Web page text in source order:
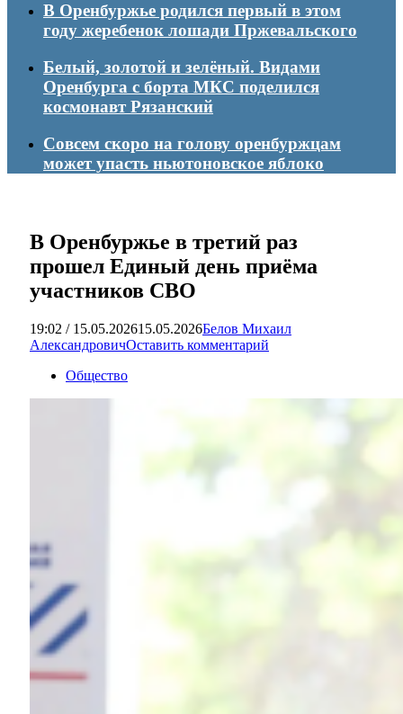
В Оренбуржье родился первый в этом
году жеребенок лошади Пржевальского
Белый, золотой и зелёный. Видами
Оренбурга с борта МКС поделился
космонавт Рязанский
Совсем скоро на голову оренбуржцам
может упасть ньютоновское яблоко
В Оренбуржье в третий раз
прошел Единый день приёма
участников СВО
19:02 / 15.05.202615.05.2026Белов Михаил
АлександровичОставить комментарий
Общество